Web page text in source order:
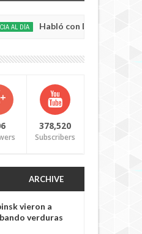
Habló con Dios: Hombre en
378,520
Subscribers
ARCHIVE
vieron a
verduras